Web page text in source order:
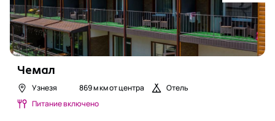
Чемал
Узнезя 869 мкм от центра
Отель
Питание включено